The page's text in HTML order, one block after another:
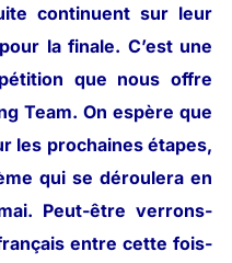
continuent sur leur
la finale. C’est une
que nous offre
Team. On espère que
les prochaines étapes,
qui se déroulera en
Peut-être verrons-
entre cette fois-